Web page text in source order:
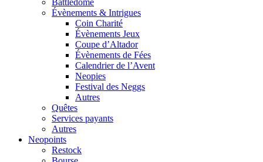
Battledome
Évènements & Intrigues
Coin Charité
Évènements Jeux
Coupe d’Altador
Évènements de Fées
Calendrier de l’Avent
Neopies
Festival des Neggs
Autres
Quêtes
Services payants
Autres
Neopoints
Restock